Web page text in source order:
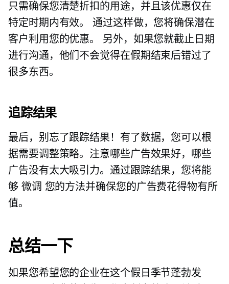
只需确保您清楚折扣的用途，并且该优惠仅在
特定时期内有效。 通过这样做，您将确保潜在
客户利用您的优惠。 另外，如果您就截止日期
进行沟通，他们不会觉得在假期结束后错过了
很多东西。
追踪结果
最后，别忘了跟踪结果！有了数据，您可以根
据需要调整策略。注意哪些广告效果好，哪些
广告没有太大吸引力。通过跟踪结果，您将能
够 微调 您的方法并确保您的广告费花得物有所
值。
总结一下
如果您希望您的企业在这个假日季节蓬勃发